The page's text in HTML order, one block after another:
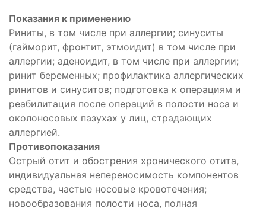
Показания к применению
Риниты, в том числе при аллергии; синуситы
(гайморит, фронтит, этмоидит) в том числе при
аллергии; аденоидит, в том числе при аллергии;
ринит беременных; профилактика аллергических
ринитов и синуситов; подготовка к операциям и
реабилитация после операций в полости носа и
околоносовых пазухах у лиц, страдающих
аллергией.
Противопоказания
Острый отит и обострения хронического отита,
индивидуальная непереносимость компонентов
средства, частые носовые кровотечения;
новообразования полости носа, полная